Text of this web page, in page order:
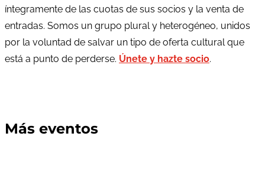
íntegramente de las cuotas de sus socios y la venta de
entradas. Somos un grupo plural y heterogéneo, unidos
por la voluntad de salvar un tipo de oferta cultural que
está a punto de perderse. Únete y hazte socio.
Más eventos